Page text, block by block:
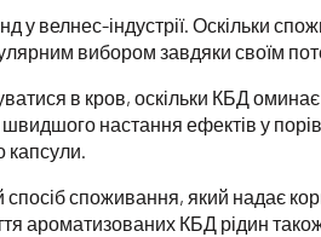
у велнес-індустрії. Оскільки
вибором завдяки своїм
в кров, оскільки КБД
настання ефектів у
капсули.
спосіб споживання, який надає
ароматизованих КБД рідин